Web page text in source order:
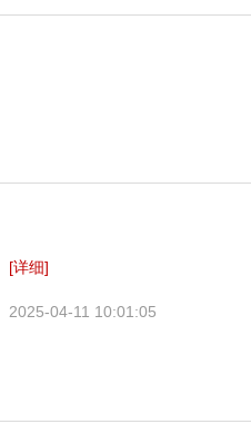
[详细]
2025-04-11 10:01:05